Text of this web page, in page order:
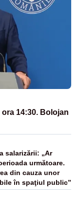
14:30. Bolojan
salarizării: „Ar
următoare.
din cauza unor
în spaţiul public”